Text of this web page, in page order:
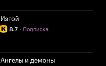
Изгой
8.7 Подписка
·
Ангелы и демоны